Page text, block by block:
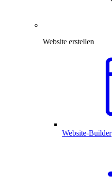
Website erstellen
Website-Builder